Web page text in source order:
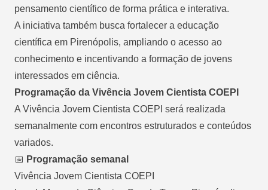
pensamento científico de forma prática e interativa.
A iniciativa também busca fortalecer a educação
científica em Pirenópolis, ampliando o acesso ao
conhecimento e incentivando a formação de jovens
interessados em ciência.
Programação da Vivência Jovem Cientista COEPI
A Vivência Jovem Cientista COEPI será realizada
semanalmente com encontros estruturados e conteúdos
variados.
📅 Programação semanal
Vivência Jovem Cientista COEPI